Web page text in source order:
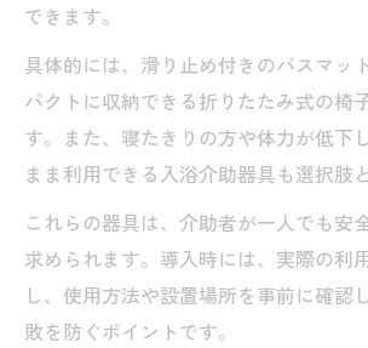
快適さを追求したシニア向け
徴
安全性に優れた入浴介助器具
心身の負担を減らす入浴介助
介護現場で活躍する器具と活用
入浴介助器具が介護現場にも
できます。
具体的には、滑り止め付きのバスマッ
パクトに収納できる折りたたみ式の椅
す。また、寝たきりの方や体力が低下
まま利用できる入浴介助器具も選択肢
これらの器具は、介助者が一人でも安
求められます。導入時には、実際の利
し、使用方法や設置場所を事前に確認
敗を防ぐポイントです。